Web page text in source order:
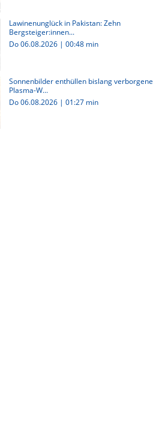
Lawinenunglück in Pakistan: Zehn
Bergsteiger:innen...
Do 06.08.2026 | 00:48 min
Sonnenbilder enthüllen bislang verborgene
Plasma-W...
Do 06.08.2026 | 01:27 min